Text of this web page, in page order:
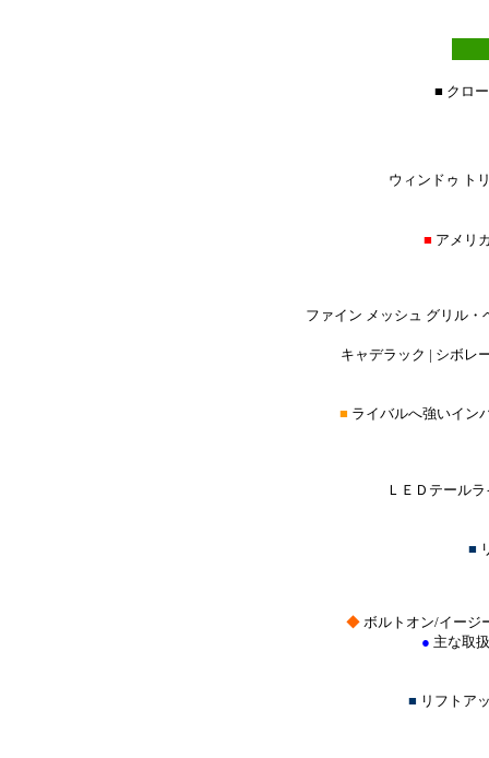
■ クロ
ウィンドゥ ト
■ アメリ
ファイン メッシュ グリル
キャデラック | シボレ
■ ライバルへ強いイン
ＬＥＤテール
■
◆ ボルトオン/イージ
● 主な取
■ リフトア